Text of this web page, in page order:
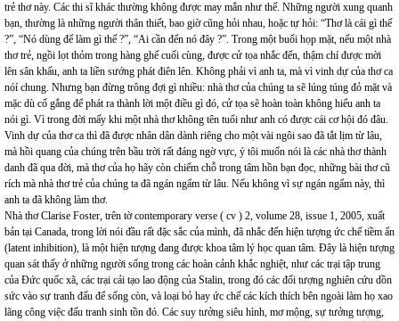
trẻ thơ này. Các thi sĩ khác thường không được may mắn như thế. Những người xung quanh
bạn, thường là những người thân thiết, bao giờ cũng hỏi nhau, hoặc tự hỏi: “Thơ là cái gì thế
?”, “Nó dùng để làm gì thế ?”, “Ai cần đến nó đây ?”. Trong một buổi họp mặt, nếu một nhà
thơ trẻ, ngồi lọt thỏm trong hàng ghế cuối cùng, được cử tọa nhắc đến, thậm chí được mời
lên sân khấu, anh ta liền sướng phát điên lên. Không phải vì anh ta, mà vì vinh dự của thơ ca
nóí chung. Nhưng bạn đừng trông đợi gì nhiều: nhà thơ của chúng ta sẽ lúng túng đỏ mặt và
mặc dù cố gắng để phát ra thành lời một điều gì đó, cử tọa sẽ hoàn toàn không hiểu anh ta
nói gì. Vì trong đời mấy khi một nhà thơ không tên tuổi như anh có được cái cơ hội đó đâu.
Vinh dự của thơ ca thì đã được nhân dân dành riêng cho một vài ngôi sao đã tắt lịm từ lâu,
mà hồi quang của chúng trên bầu trời rất đáng ngờ vực, ý tôi muốn nói là các nhà thơ thành
danh đã qua đời, mà thơ của họ hãy còn chiếm chỗ trong tâm hồn bạn đọc, những bài thơ cũ
rích mà nhà thơ trẻ của chúng ta đã ngán ngẩm từ lâu. Nếu không vì sự ngán ngẩm này, thì
anh ta đã không làm thơ.
Nhà thơ Clarise Foster, trên tờ contemporary verse ( cv ) 2, volume 28, issue 1, 2005, xuất
bản tại Canada, trong lời nói đầu rất đặc sắc của mình, đã nhắc đến hiện tượng ức chế tiềm ẩn
(latent inhibition), là một hiện tượng đang được khoa tâm lý học quan tâm. Đây là hiện tượng
quan sát thấy ở những người sống trong các hoàn cảnh khắc nghiệt, như các trại tập trung
của Đức quốc xã, các trại cải tạo lao động của Stalin, trong đó các đối tượng nghiên cứu dồn
sức vào sự tranh đấu để sống còn, và loại bỏ hay ức chế các kích thích bên ngoài làm họ xao
lãng công việc đấu tranh sinh tồn đó. Các suy tưởng siêu hình, mơ mộng, sự tưởng tượng,